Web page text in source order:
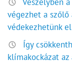
végezhet a szőlő
védekezhetünk
Így
klímakockázat